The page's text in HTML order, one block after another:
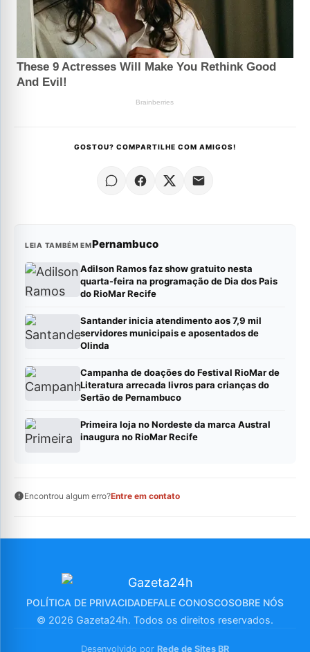
GOSTOU? COMPARTILHE COM AMIGOS!
LEIA TAMBÉM EMPernambuco
Adilson Ramos faz show gratuito nesta
quarta-feira na programação de Dia dos Pais
do RioMar Recife
Santander inicia atendimento aos 7,9 mil
servidores municipais e aposentados de
Olinda
Campanha de doações do Festival RioMar de
Literatura arrecada livros para crianças do
Sertão de Pernambuco
Primeira loja no Nordeste da marca Austral
inaugura no RioMar Recife
Encontrou algum erro?Entre em contato
POLÍTICA DE PRIVACIDADEFALE CONOSCOSOBRE NÓS
© 2026 Gazeta24h. Todos os direitos reservados.
Desenvolvido por Rede de Sites BR